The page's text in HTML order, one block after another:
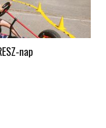
nap